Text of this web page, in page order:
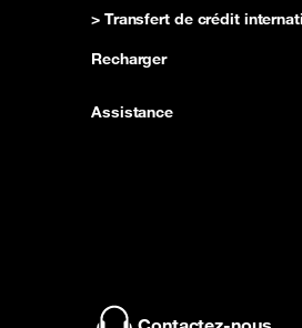
> Transfert de crédit
Recharger
Assistance